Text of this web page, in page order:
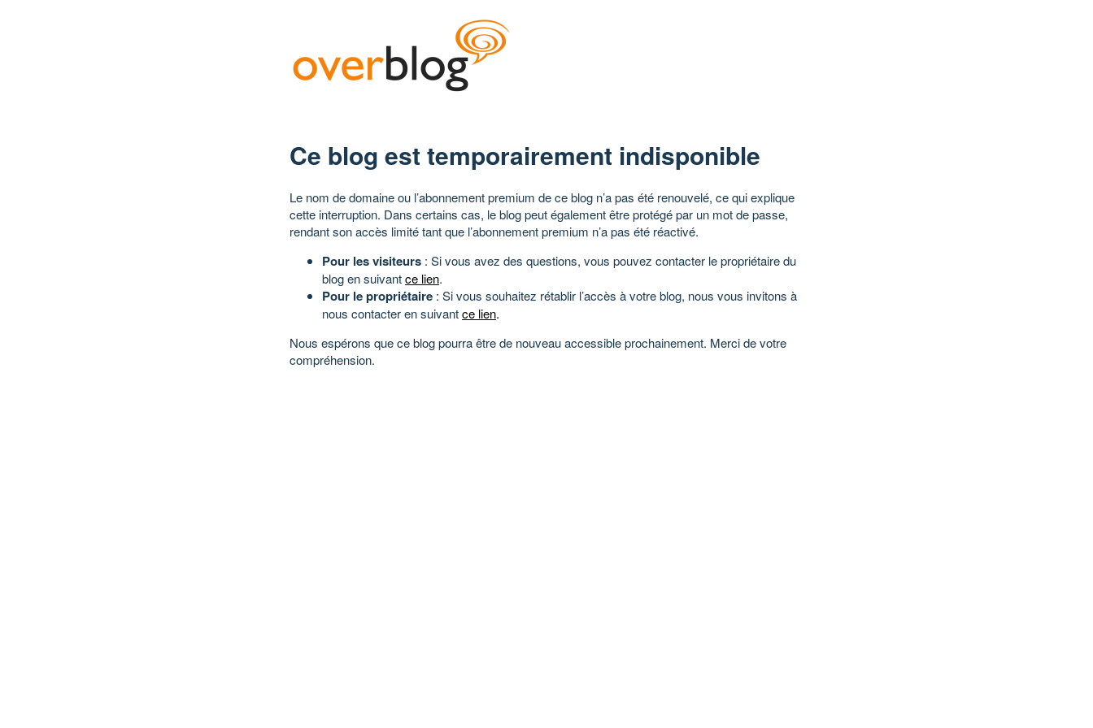
Ce blog est temporairement indisponible
Le nom de domaine ou l’abonnement premium de ce blog n’a pas été renouvelé, ce qui explique
cette interruption. Dans certains cas, le blog peut également être protégé par un mot de passe,
rendant son accès limité tant que l’abonnement premium n’a pas été réactivé.
Pour les visiteurs : Si vous avez des questions, vous pouvez contacter le propriétaire du
blog en suivantce lien.
Pour le propriétaire : Si vous souhaitez rétablir l’accès à votre blog, nous vous invitons à
nous contacter en suivantce lien.
Nous espérons que ce blog pourra être de nouveau accessible prochainement. Merci de votre
compréhension.